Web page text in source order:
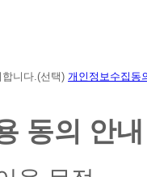
니다.(선택) 개인정보수집동
동의 안내